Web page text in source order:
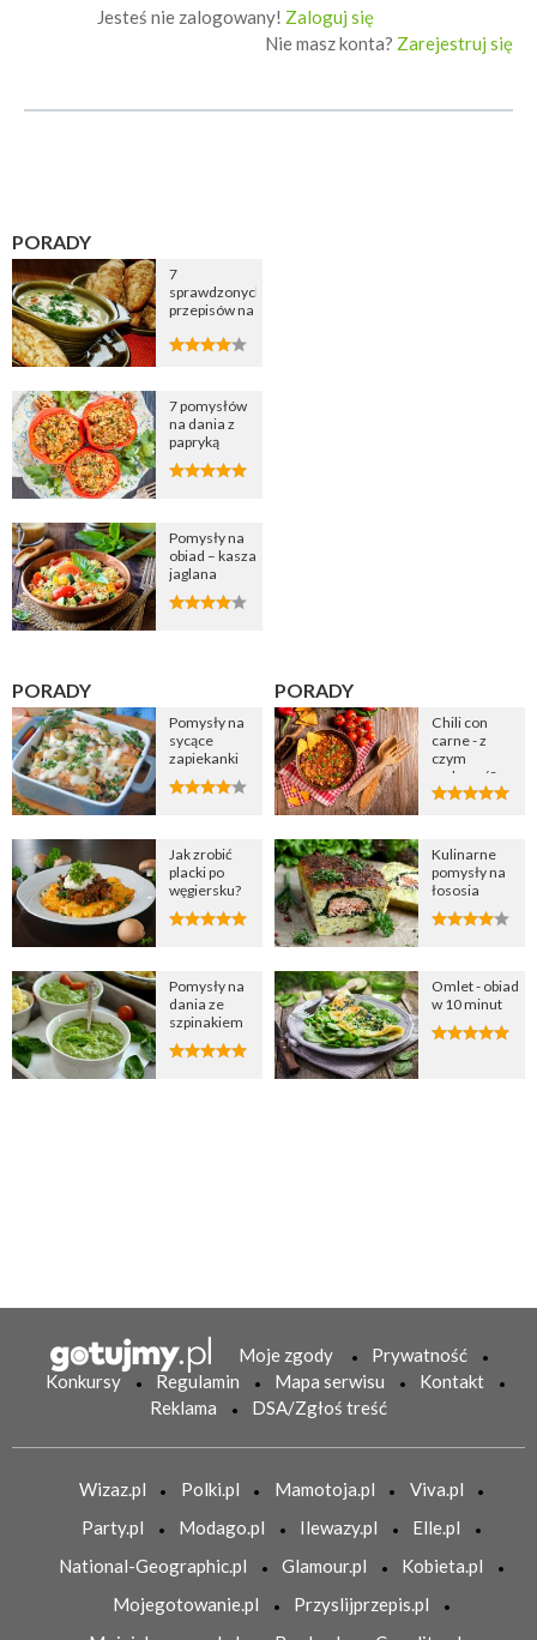
Jesteś nie zalogowany! Zaloguj się
Nie masz konta? Zarejestruj się
PORADY
7
sprawdzonych
przepisów na
cebulową
7 pomysłów
na dania z
papryką
Pomysły na
obiad – kasza
jaglana
PORADY
Pomysły na
sycące
zapiekanki
Jak zrobić
placki po
węgiersku?
Pomysły na
dania ze
szpinakiem
PORADY
Chili con
carne - z
czym
podawać?
Kulinarne
pomysły na
łososia
Omlet - obiad
w 10 minut
Moje zgody
Prywatność
Konkursy
Regulamin Mapa serwisu
Kontakt
Reklama
DSA/Zgłoś treść
Wizaz.pl Polki.pl Mamotoja.pl
Viva.pl
Party.pl
Modago.pl Ilewazy.pl
Elle.pl
National-Geographic.pl
Glamour.pl
Kobieta.pl
Mojegotowanie.pl
Przyslijprzepis.pl